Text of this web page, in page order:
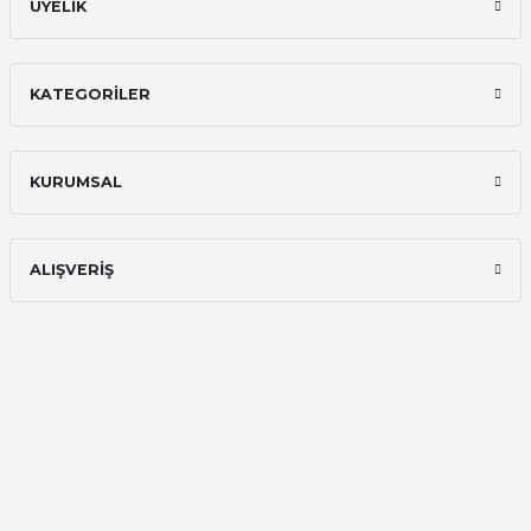
ÜYELİK
KATEGORİLER
KURUMSAL
ALIŞVERİŞ